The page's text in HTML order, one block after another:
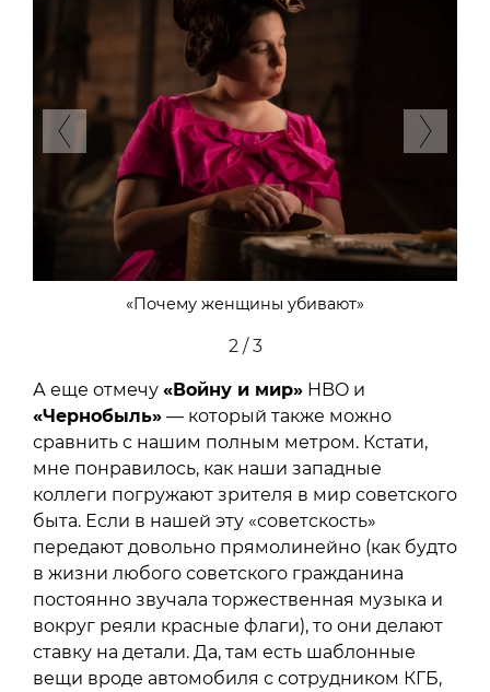
«Почему женщины убивают»
Previous
2 / 3
А еще отмечу «Войну и мир» HBO и
«Чернобыль» — который также можно
сравнить с нашим полным метром. Кстати,
мне понравилось, как наши западные
коллеги погружают зрителя в мир советского
быта. Если в нашей эту «советскость»
передают довольно прямолинейно (как будто
в жизни любого советского гражданина
постоянно звучала торжественная музыка и
вокруг реяли красные флаги), то они делают
ставку на детали. Да, там есть шаблонные
вещи вроде автомобиля с сотрудником КГБ,